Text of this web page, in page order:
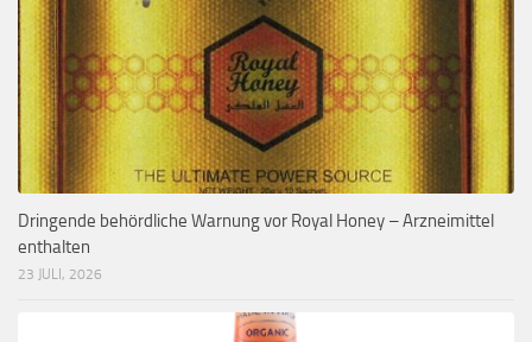
Dringende behördliche Warnung vor Royal Honey – Arzneimittel
enthalten
23 JULI, 2026